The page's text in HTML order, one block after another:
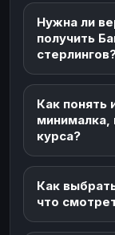
Нужна ли
получить
Как понять
минималка,
курса?
Как
что